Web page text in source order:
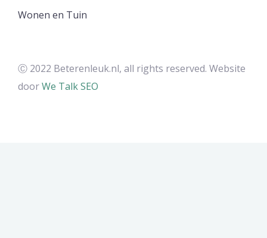
Wonen en Tuin
Ⓒ 2022 Beterenleuk.nl, all rights reserved. Website
doorWe Talk SEO